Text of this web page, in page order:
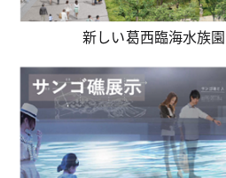
新しい葛西臨海水族